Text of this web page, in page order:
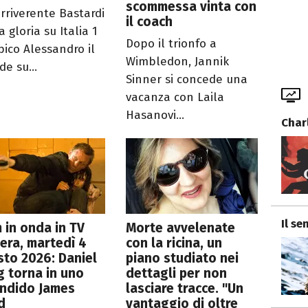
Bastardi
gloria su Italia 1
Alessandro il
su...
scommessa vinta con
il coach
Dopo il trionfo a
Wimbledon, Jannik
Sinner si concede una
vacanza con Laila
Hasanovi...
in onda in TV
martedì 4
2026: Daniel
torna in uno
James
Morte avvelenate
con la ricina, un
piano studiato nei
dettagli per non
lasciare tracce. "Un
vantaggio di oltre
Il